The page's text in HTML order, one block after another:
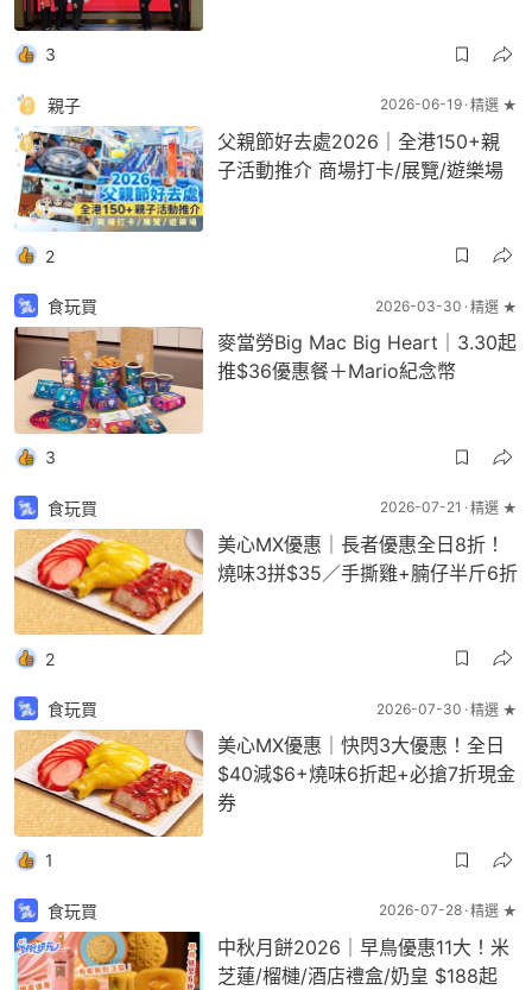
3
親子 2026-06-19 精選 ★
父親節好去處2026｜全港150+親
子活動推介 商場打卡/展覽/遊樂場
2
食玩買 2026-03-30 精選 ★
麥當勞Big Mac Big Heart｜3.30起
推$36優惠餐＋Mario紀念幣
3
食玩買 2026-07-21 精選 ★
美心MX優惠｜長者優惠全日8折！
燒味3拼$35／手撕雞+腩仔半斤6折
2
食玩買 2026-07-30 精選 ★
美心MX優惠｜快閃3大優惠！全日
$40減$6+燒味6折起+必搶7折現金
券
1
食玩買 2026-07-28 精選 ★
中秋月餅2026｜早鳥優惠11大！米
芝蓮/榴槤/酒店禮盒/奶皇 $188起